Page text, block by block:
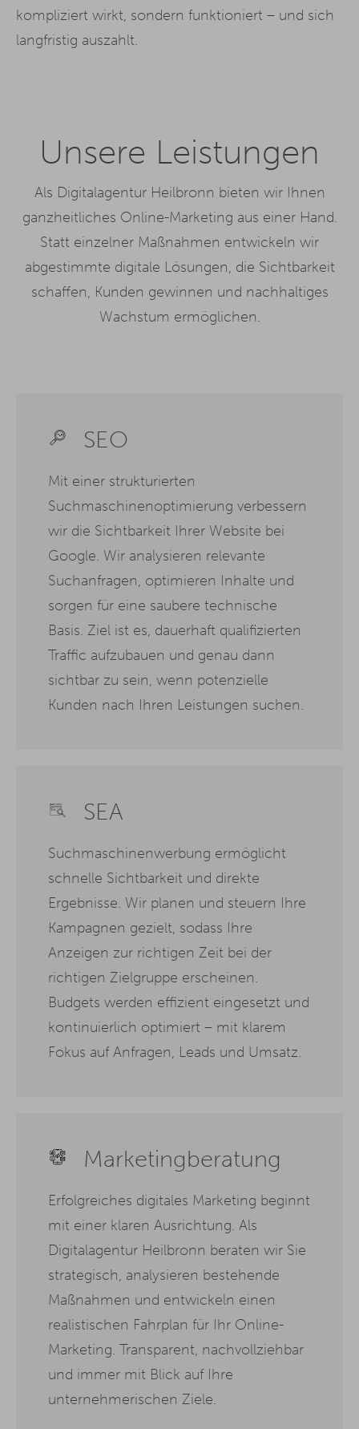
kompliziert wirkt, sondern funktioniert – und sich
langfristig auszahlt.
Unsere Leistungen
Als Digitalagentur Heilbronn bieten wir Ihnen
ganzheitliches Online-Marketing aus einer Hand.
Statt einzelner Maßnahmen entwickeln wir
abgestimmte digitale Lösungen, die Sichtbarkeit
schaffen, Kunden gewinnen und nachhaltiges
Wachstum ermöglichen.
SEO
Mit einer strukturierten
Suchmaschinenoptimierung verbessern
wir die Sichtbarkeit Ihrer Website bei
Google. Wir analysieren relevante
Suchanfragen, optimieren Inhalte und
sorgen für eine saubere technische
Basis. Ziel ist es, dauerhaft qualifizierten
Traffic aufzubauen und genau dann
sichtbar zu sein, wenn potenzielle
Kunden nach Ihren Leistungen suchen.
SEA
Suchmaschinenwerbung ermöglicht
schnelle Sichtbarkeit und direkte
Ergebnisse. Wir planen und steuern Ihre
Kampagnen gezielt, sodass Ihre
Anzeigen zur richtigen Zeit bei der
richtigen Zielgruppe erscheinen.
Budgets werden effizient eingesetzt und
kontinuierlich optimiert – mit klarem
Fokus auf Anfragen, Leads und Umsatz.
Marketingberatung
Erfolgreiches digitales Marketing beginnt
mit einer klaren Ausrichtung. Als
Digitalagentur Heilbronn beraten wir Sie
strategisch, analysieren bestehende
Maßnahmen und entwickeln einen
realistischen Fahrplan für Ihr Online-
Marketing. Transparent, nachvollziehbar
und immer mit Blick auf Ihre
unternehmerischen Ziele.